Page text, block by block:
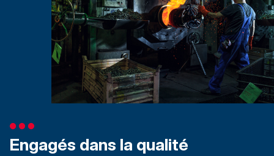
Engagés dans la qualité